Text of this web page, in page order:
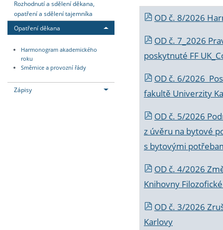
Rozhodnutí a sdělení děkana,
opatření a sdělení tajemníka
Opatření děkana
Harmonogram akademického
roku
Směrnice a provozní řády
Zápisy
OD č. 8/2026
OD č. 7_2026
poskytnuté FF
OD č. 6/2026
fakultě Univerzity
OD č. 5/2026
z úvěru na bytové
s bytovými
OD č. 4/2026
Knihovny
OD č. 3/2026
Karlovy